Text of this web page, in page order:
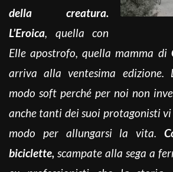
della creatura.
L’Eroica, quella con
Elle apostrofo, quella mamma di
arriva alla ventesima edizione.
modo soft perché per noi non
anche tanti dei suoi protagonisti
modo per allungarsi la vita.
biciclette, scampate alla sega a